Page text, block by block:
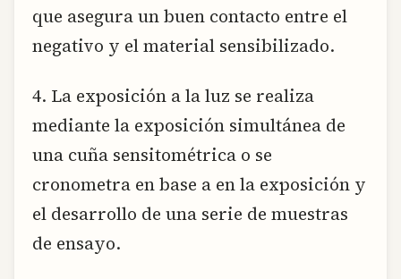
que asegura un buen contacto entre el
negativo y el material sensibilizado.
4. La exposición a la luz se realiza
mediante la exposición simultánea de
una cuña sensitométrica o se
cronometra en base a en la exposición y
el desarrollo de una serie de muestras
de ensayo.